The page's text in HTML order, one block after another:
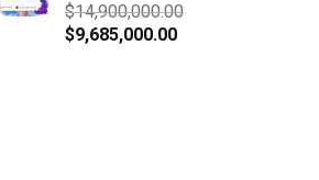
$14,900,000.00
$9,685,000.00